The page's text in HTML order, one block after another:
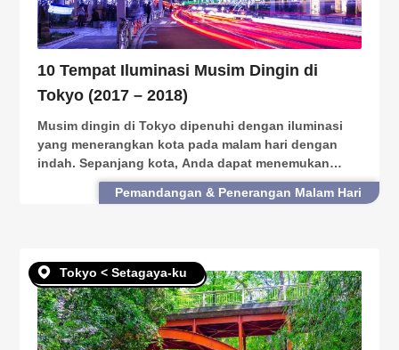
10 Tempat Iluminasi Musim Dingin di
Tokyo (2017 – 2018)
Musim dingin di Tokyo dipenuhi dengan iluminasi
yang menerangkan kota pada malam hari dengan
indah. Sepanjang kota, Anda dapat menemukan
berbagai tempat iluminasi yang sangat indah.
Berikut adalah 10 tempat iluminasi musim dingin di
Pemandangan & Penerangan Malam Hari
Tokyo < Setagaya-ku